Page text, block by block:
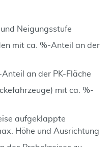
Neigungsstufe
mit ca. %-Anteil an der
an der PK-Fläche
mit ca. %-
aufgeklappte
Höhe und Ausrichtung